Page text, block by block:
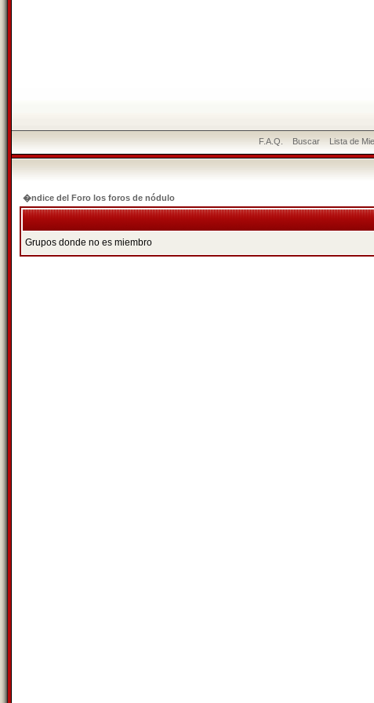
F.A.Q. Buscar Lista de
�ndice del Foro los foros de nódulo
Grupos donde no es miembro